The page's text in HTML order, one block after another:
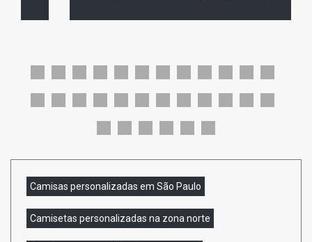
Camisas personalizadas em São Paulo
Camisetas personalizadas na zona norte